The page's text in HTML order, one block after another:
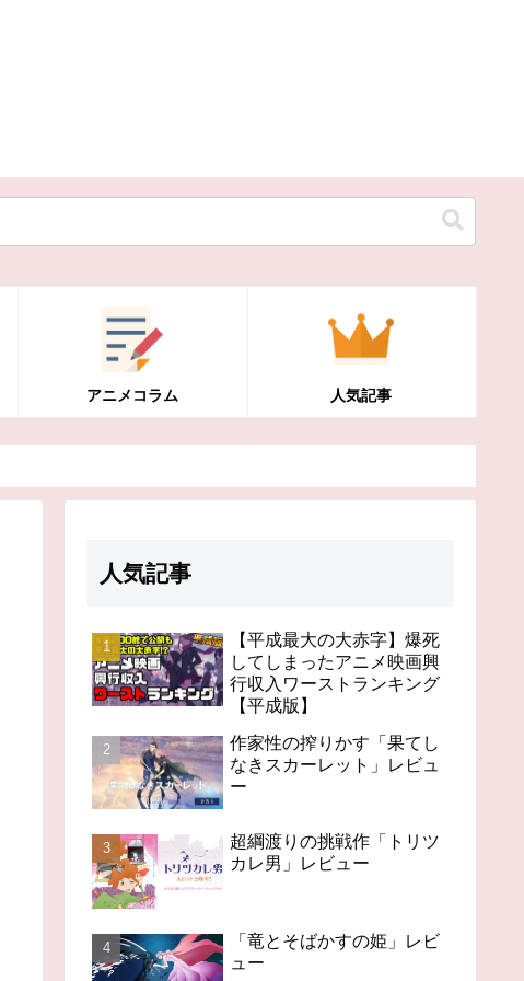
アニメコラム 人気記事
人気記事
【平成最大の大赤字】爆死
してしまったアニメ映画興
行収入ワーストランキング
【平成版】
作家性の搾りかす「果てし
なきスカーレット」レビュ
ー
超綱渡りの挑戦作「トリツ
カレ男」レビュー
「竜とそばかすの姫」レビ
ュー